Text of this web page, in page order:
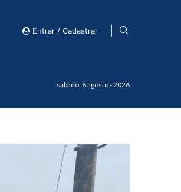
Entrar / Cadastrar
sábado, 8 agosto - 2026